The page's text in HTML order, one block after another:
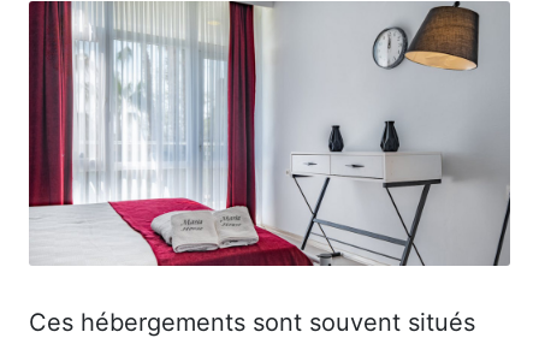
Ces hébergements sont souvent situés